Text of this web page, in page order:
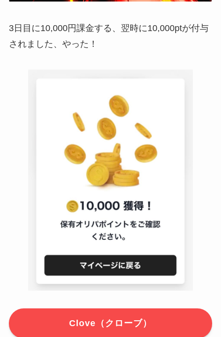
3日目に10,000円課金する、翌時に10,000ptが付与
されました、やった！
Clove（クローブ）